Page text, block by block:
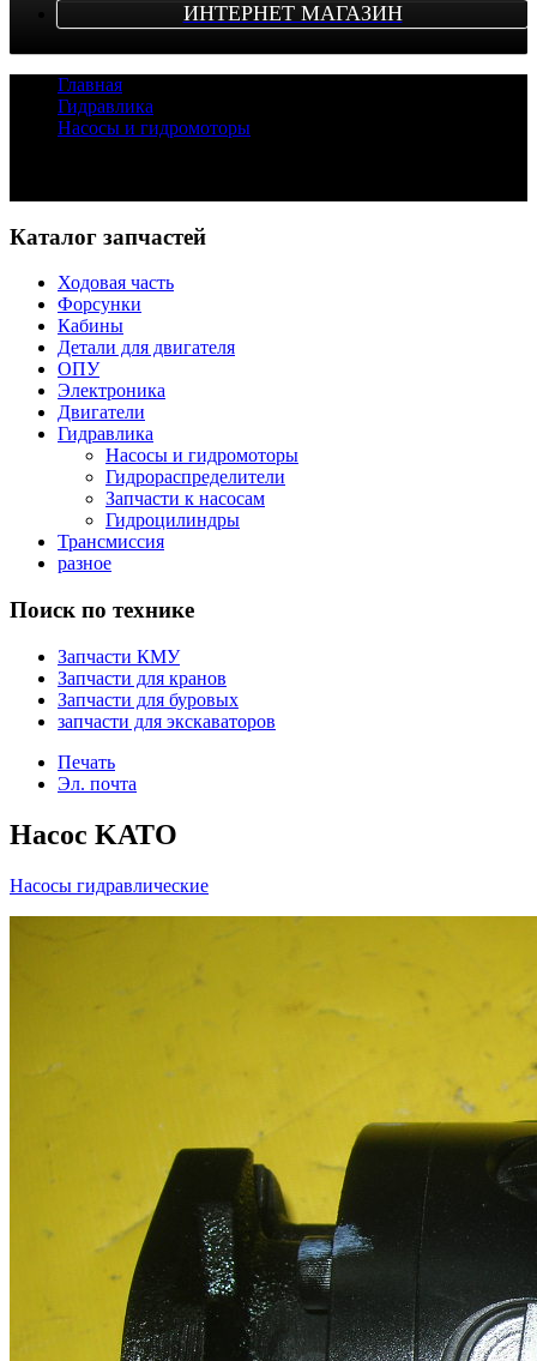
ИНТЕРНЕТ МАГАЗИН
Главная
Гидравлика
Насосы и гидромоторы
Каталог запчастей
Ходовая часть
Форсунки
Кабины
Детали для двигателя
ОПУ
Электроника
Двигатели
Гидравлика
Насосы и гидромоторы
Гидрораспределители
Запчасти к насосам
Гидроцилиндры
Трансмиссия
разное
Поиск по технике
Запчасти КМУ
Запчасти для кранов
Запчасти для буровых
запчасти для экскаваторов
Печать
Эл. почта
Насос KATO
Насосы гидравлические